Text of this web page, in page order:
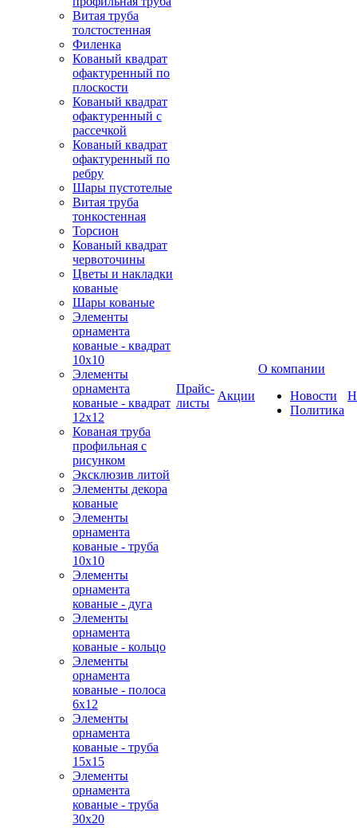
Витая труба
толстостенная
Филенка
Кованый квадрат
офактуренный по
плоскости
Кованый квадрат
офактуренный с
рассечкой
Кованый квадрат
офактуренный по
ребру
Шары пустотелые
Витая труба
тонкостенная
Торсион
Кованый квадрат
червоточины
Цветы и накладки
кованые
Шары кованые
Элементы
орнамента
кованые - квадрат
10х10
Элементы
орнамента
кованые - квадрат
12х12
Кованая труба
профильная с
рисунком
Эксклюзив литой
Элементы декора
кованые
Элементы
орнамента
кованые - труба
10х10
Элементы
орнамента
кованые - дуга
Элементы
орнамента
кованые - кольцо
Элементы
орнамента
кованые - полоса
6х12
Элементы
орнамента
кованые - труба
15х15
Элементы
орнамента
кованые - труба
30х20
Прайс-
листы
Акции
О компании
Новости
Политика